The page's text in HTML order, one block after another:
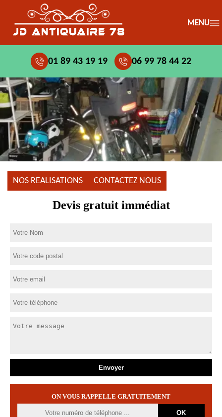
MENU
01 89 43 19 19 06 99 78 44 22
NOS REALISATIONS CONTACTEZ NOUS
Devis gratuit immédiat
ON VOUS RAPPELLE GRATUITEMENT